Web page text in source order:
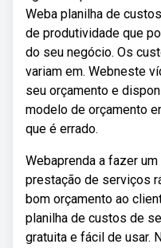
Weba planilha de
de produtividade que
do seu negócio. Os
variam em. Webneste
seu orçamento e
modelo de orçamento
que é errado.
Webaprenda a fazer
prestação de serviços
bom orçamento ao
planilha de custos de
gratuita e fácil de usar.